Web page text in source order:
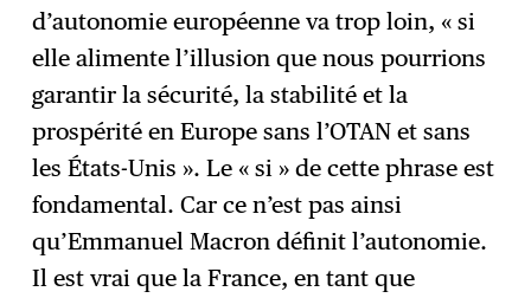
d’autonomie européenne va trop loin, « si
elle alimente l’illusion que nous pourrions
garantir la sécurité, la stabilité et la
prospérité en Europe sans l’OTAN et sans
les États-Unis ». Le « si » de cette phrase est
fondamental. Car ce n’est pas ainsi
qu’Emmanuel Macron définit l’autonomie.
Il est vrai que la France, en tant que